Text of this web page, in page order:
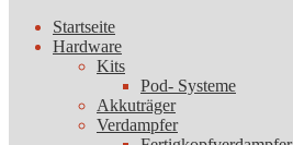
Startseite
Hardware
Kits
Pod- Systeme
Akkuträger
Verdampfer